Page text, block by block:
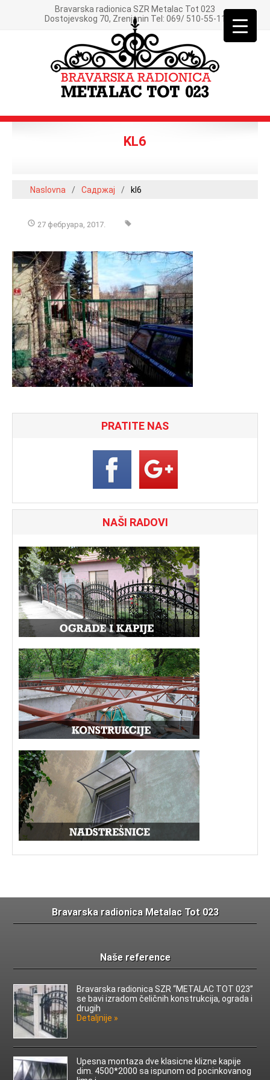
Bravarska radionica SZR Metalac Tot 023
Dostojevskog 70, Zrenjanin Tel: 069/ 510-55-11
KL6
Naslovna / Садржај / kl6
27 фебруара, 2017.
PRATITE NAS
NAŠI RADOVI
Bravarska radionica Metalac Tot 023
Naše reference
Bravarska radionica SZR “METALAC TOT 023”
se bavi izradom čeličnih konstrukcija, ograda i
drugih
Detaljnije »
Upesna montaza dve klasicne klizne kapije
dim. 4500*2000 sa ispunom od pocinkovanog